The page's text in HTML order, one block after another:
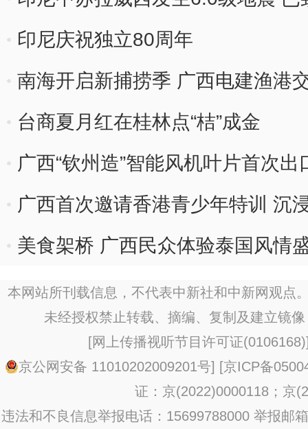
印尼庆祝独立80周年
南海开启新捕捞季 广西电建渔港
台商夏月红在桂林点“桔”成金
广西“钦州造”智能风机叶片首次出
广西首次邀请香港青少年特训 沉
美食架桥 广西民众体验泰国风情
本网站所刊载信息，不代表中新社和中新网观点
未经授权禁止转载、摘编、复制及建立镜
[网上传播视听节目许可证(0106168)
京公网安备 11010202009201号] [京ICP备
证：京(2022)0000118；京
违法和不良信息举报电话：15699788000 举报邮